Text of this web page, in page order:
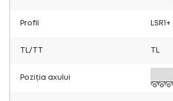
Profil LSR1+
TL/TT
Poziția axului